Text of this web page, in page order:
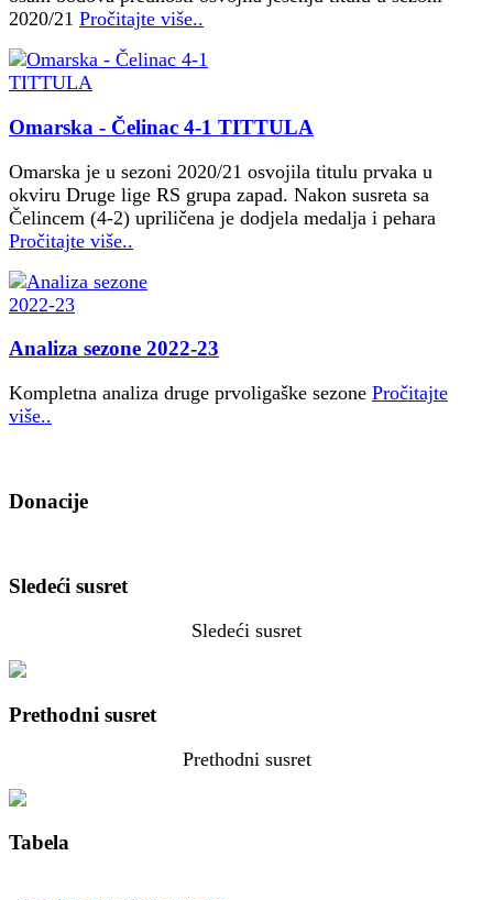
2020/21 Pročitajte više..
Omarska - Čelinac 4-1 TITTULA
Omarska je u sezoni 2020/21 osvojila titulu prvaka u
okviru Druge lige RS grupa zapad. Nakon susreta sa
Čelincem (4-2) upriličena je dodjela medalja i pehara
Pročitajte više..
Analiza sezone 2022-23
Kompletna analiza druge prvoligaške sezone Pročitajte
više..
Donacije
Sledeći susret
Sledeći susret
Prethodni susret
Prethodni susret
Tabela